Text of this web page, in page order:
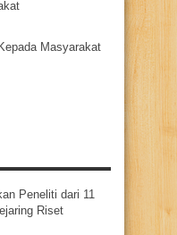
Masyarakat
Peneliti dari 11
Riset